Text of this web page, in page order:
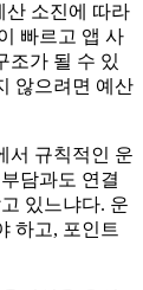
산 소진에 따라
빠르고 앱 사
조가 될 수 있
않으려면 예산
서 규칙적인 운
담과도 연결
있느냐다. 운
하고, 포인트